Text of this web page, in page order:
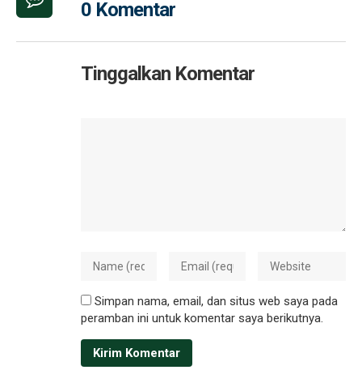
0 Komentar
Tinggalkan Komentar
Simpan nama, email, dan situs web saya pada
peramban ini untuk komentar saya berikutnya.